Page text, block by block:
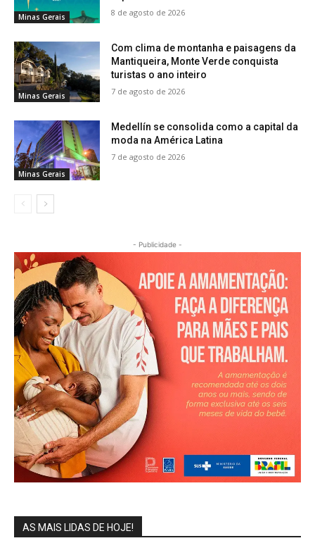
Minas Gerais 8 de agosto de 2026
Minas Gerais
Com clima de montanha e paisagens da
Mantiqueira, Monte Verde conquista
turistas o ano inteiro
7 de agosto de 2026
Minas Gerais
Medellín se consolida como a capital da
moda na América Latina
7 de agosto de 2026
- Publicidade -
AS MAIS LIDAS DE HOJE!